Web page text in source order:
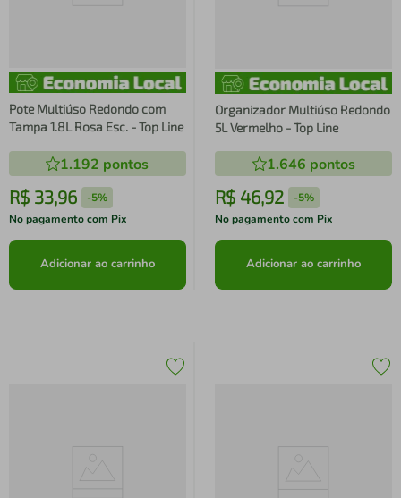
Pote Multiúso Redondo com
Tampa 1.8L Rosa Esc. - Top Line
1.192 pontos
R$ 33,96 -5%
No pagamento com Pix
Adicionar ao carrinho
Organizador Multiúso Redondo
5L Vermelho - Top Line
1.646 pontos
R$ 46,92 -5%
No pagamento com Pix
Adicionar ao carrinho